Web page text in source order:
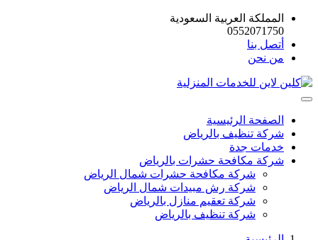
المملكة العربية السعودية
0552071750
أتصل بنا
من نحن
الصفحة الرئيسية
شركة تنظيف بالرياض
خدمات جدة
شركة مكافحة حشرات بالرياض
شركة مكافحة حشرات شمال الرياض
شركة رش مبيدات شمال الرياض
شركة تعقيم منازل بالرياض
شركة تنظيف بالرياض